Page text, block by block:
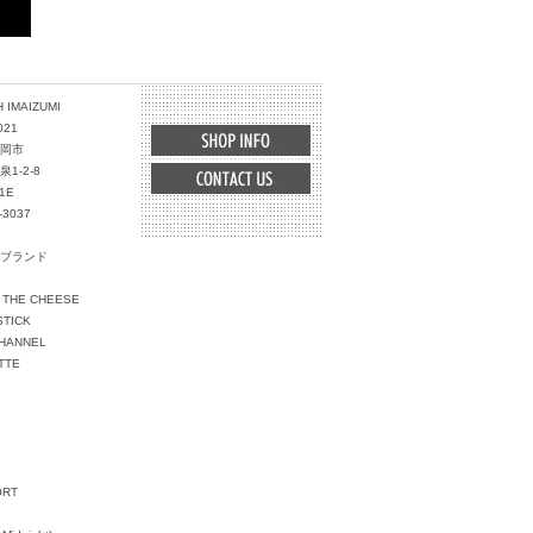
IMAIZUMI
市
1-2-8
3037
ランド
CHEESE